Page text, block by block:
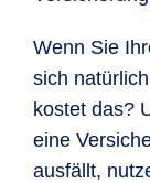
Wenn Sie
sich
kostet das?
eine
ausfällt,